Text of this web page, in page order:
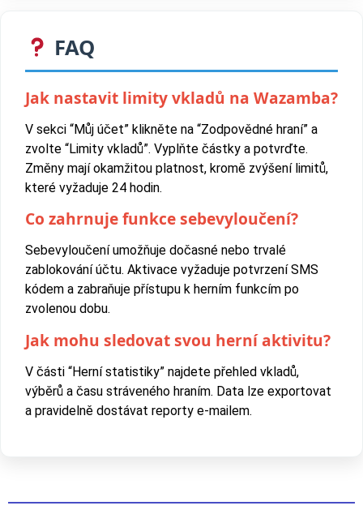
FAQ
Jak nastavit limity vkladů na Wazamba?
V sekci “Můj účet” klikněte na “Zodpovědné hraní” a
zvolte “Limity vkladů”. Vyplňte částky a potvrďte.
Změny mají okamžitou platnost, kromě zvýšení limitů,
které vyžaduje 24 hodin.
Co zahrnuje funkce sebevyloučení?
Sebevyloučení umožňuje dočasné nebo trvalé
zablokování účtu. Aktivace vyžaduje potvrzení SMS
kódem a zabraňuje přístupu k herním funkcím po
zvolenou dobu.
Jak mohu sledovat svou herní aktivitu?
V části “Herní statistiky” najdete přehled vkladů,
výběrů a času stráveného hraním. Data lze exportovat
a pravidelně dostávat reporty e-mailem.